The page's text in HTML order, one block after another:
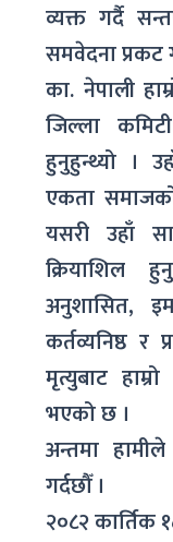
व्यक्त गर्दै
समवेदना प्रकट
का. नेपाली
जिल्ला
हुनुहुन्थ्यो ।
एकता
यसरी उहाँ
क्रियाशिल
अनुशासित,
कर्तव्यनिष्ठ र
मृत्युबाट
भएको छ ।
अन्तमा हामीले
गर्दछौँ ।
२०८२ कार्तिक